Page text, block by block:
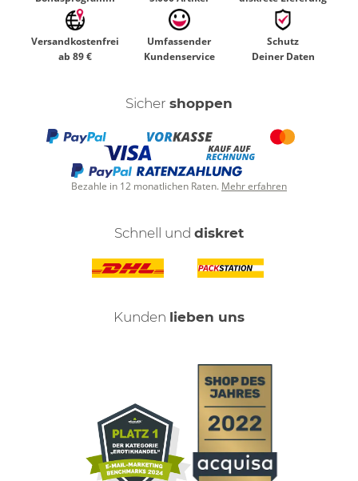
Versandkostenfrei
ab 89 €
Umfassender
Kundenservice
Schutz
Deiner Daten
Sicher shoppen
Bezahle in 12 monatlichen Raten. Mehr erfahren
Schnell und diskret
Kunden lieben uns